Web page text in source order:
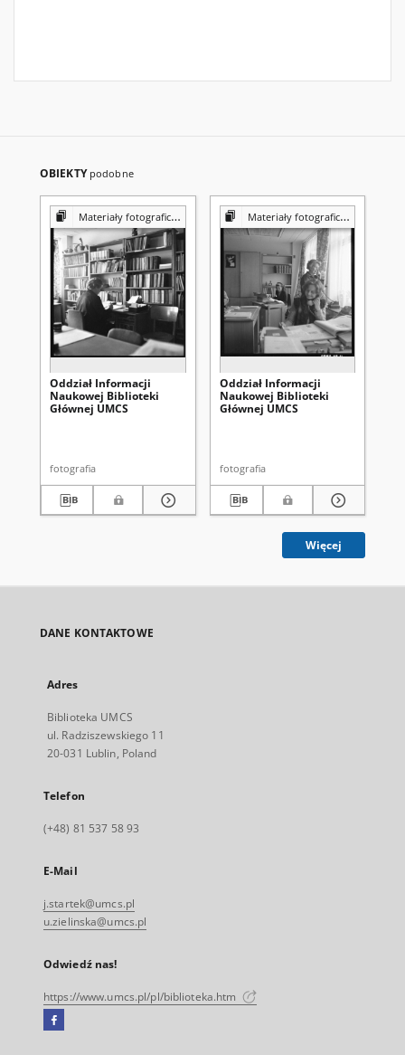
OBIEKTY podobne
Materiały fotograficzne z Pracowni Reprografii Biblioteki UMCS
Oddział Informacji
Naukowej Biblioteki
Głównej UMCS
fotografia
Materiały fotograficzne z Pracowni Reprografii Biblioteki UMCS
Oddział Informacji
Naukowej Biblioteki
Głównej UMCS
fotografia
Więcej
DANE KONTAKTOWE
Adres
Biblioteka UMCS
ul. Radziszewskiego 11
20-031 Lublin, Poland
Telefon
(+48) 81 537 58 93
E-Mail
j.startek@umcs.pl
u.zielinska@umcs.pl
Odwiedź nas!
https://www.umcs.pl/pl/biblioteka.htm
Facebook